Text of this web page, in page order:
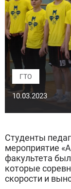
ГТО
10.03.2023
Студенты
мероприятие
факультета
которые
скорости и